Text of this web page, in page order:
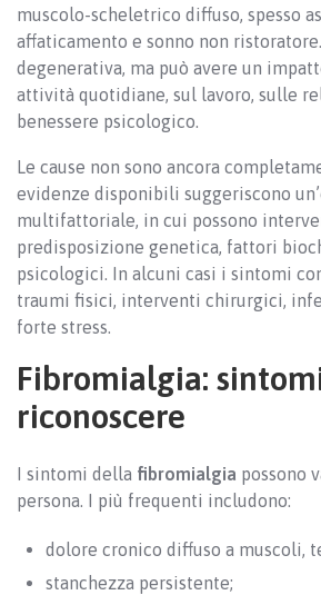
muscolo-scheletrico diffuso, spesso
affaticamento e sonno non
degenerativa, ma può avere un
attività quotidiane, sul lavoro, sulle
benessere psicologico.
Le cause non sono ancora
evidenze disponibili suggeriscono
multifattoriale, in cui possono
predisposizione genetica, fattori
psicologici. In alcuni casi i sintomi
traumi fisici, interventi chirurgici,
forte stress.
Fibromialgia:
riconoscere
I sintomi della fibromialgia possono
persona. I più frequenti includono:
dolore cronico diffuso a muscoli,
stanchezza persistente;